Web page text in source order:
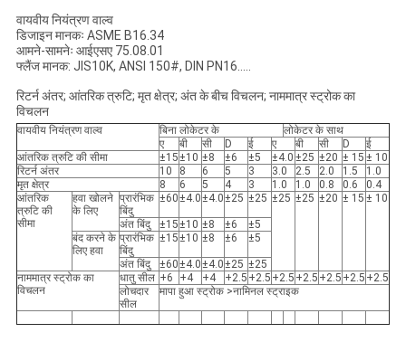
वायवीय नियंत्रण वाल्व
डिजाइन मानकः ASME B16.34
आमने-सामनेः आईएसए 75.08.01
फ्लैंज मानक: JIS10K, ANSI 150#, DIN PN16.....
रिटर्न अंतर; आंतरिक त्रुटि; मृत क्षेत्र; अंत के बीच विचलन; नाममात्र स्ट्रोक का
विचलन
वायवीय नियंत्रण वाल्व बिना लोकेटर के
लोकेटर के साथ
ए
बी सी D ई ए बी सी D
ई
आंतरिक त्रुटि की सीमा
±15±10 ±8 ±6 ±5 ±4.0 ±25 ±20 ± 15 ± 10
रिटर्न अंतर
10 8 6 5 3 3.0 2.5 2.0 1.5
1.0
मृत क्षेत्र
8 6 5 4 3 1.0 1.0 0.8 0.6
0.4
आंतरिक
त्रुटि की
सीमा
हवा खोलने
के लिए
प्रारंभिक
बिंदु
±60±4.0±4.0±25 ±25 ±25 ±25 ±20 ± 15 ± 10
अंत बिंदु ±15±10 ±8 ±6
±5
बंद करने के
लिए हवा
प्रारंभिक
बिंदु
±15±10 ±8 ±6 ±5
अंत बिंदु ±60±4.0±4.0±25 ±25
नाममात्र स्ट्रोक का
विचलन
धातु सील +6 +4 +4 +2.5 +2.5 +2.5 +2.5 +2.5 +2.5 +2.5
लोचदार
सील
मापा हुआ स्ट्रोक >नामिनल स्ट्राइक